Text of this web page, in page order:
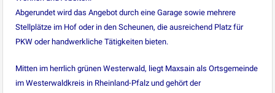
Abgerundet wird das Angebot durch eine Garage sowie mehrere
Stellplätze im Hof oder in den Scheunen, die ausreichend Platz für
PKW oder handwerkliche Tätigkeiten bieten.
Mitten im herrlich grünen Westerwald, liegt Maxsain als Ortsgemeinde
im Westerwaldkreis in Rheinland-Pfalz und gehört der